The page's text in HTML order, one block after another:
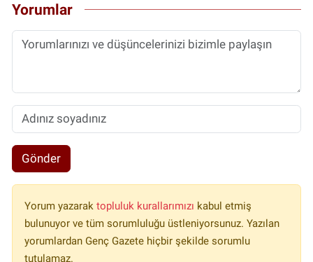
Yorumlar
Gönder
Yorum yazarak topluluk kurallarımızı kabul etmiş
bulunuyor ve tüm sorumluluğu üstleniyorsunuz. Yazılan
yorumlardan Genç Gazete hiçbir şekilde sorumlu
tutulamaz.